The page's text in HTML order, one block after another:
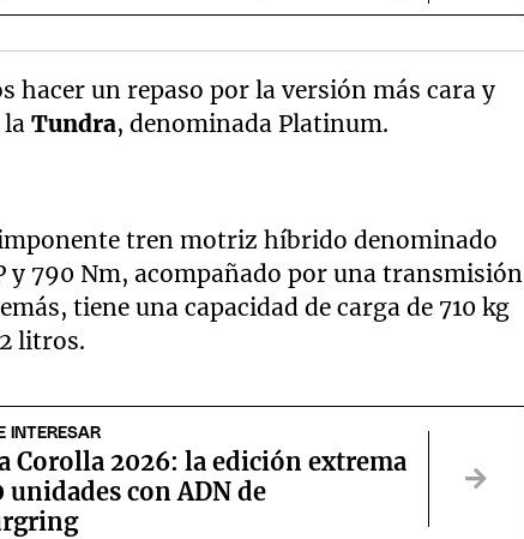
hacer un repaso por la versión más cara y
laTundra, denominada Platinum.
tren motriz híbrido denominado
y 790 Nm, acompañado por una transmisión
tiene una capacidad de carga de 710 kg
litros.
INTERESAR
Corolla 2026: la edición extrema
unidades con ADN de